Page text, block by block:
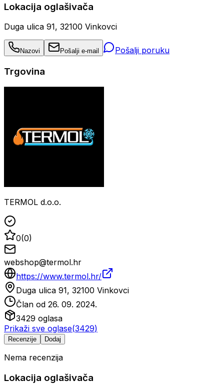
Lokacija oglašivača
Duga ulica 91, 32100 Vinkovci
Nazovi Pošalji e-mail Pošalji poruku
Trgovina
TERMOL d.o.o.
0(0)
webshop@termol.hr
https://www.termol.hr/
Duga ulica 91, 32100 Vinkovci
Član od 26. 09. 2024.
3429 oglasa
Prikaži sve oglase(3429)
Recenzije Dodaj
Nema recenzija
Lokacija oglašivača